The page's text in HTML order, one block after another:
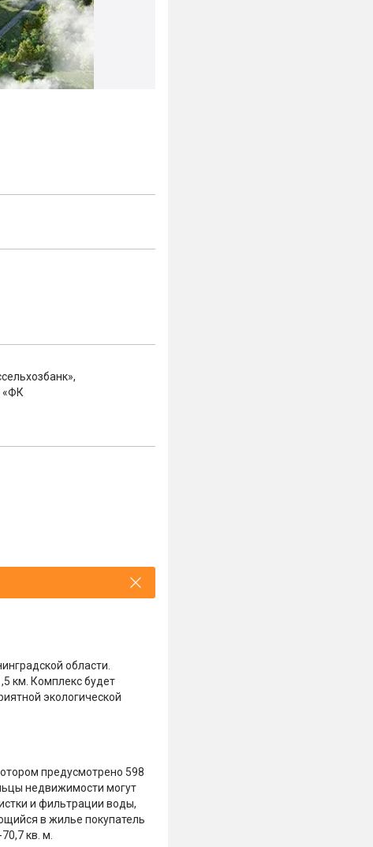
«ФК
области.
км. Комплекс будет
экологической
предусмотрено 598
недвижимости могут
и фильтрации воды,
в жилье покупатель
кв. м.